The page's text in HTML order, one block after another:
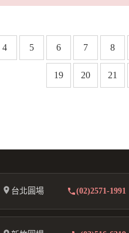
4 5 6 7 8
19 20 21
台北圓場 (02)2571-1991